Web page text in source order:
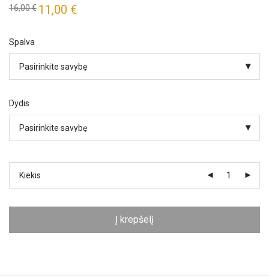
16,00€ Original
price
11,00 €
Spalva
Dydis
Kiekis
Į krepšelį